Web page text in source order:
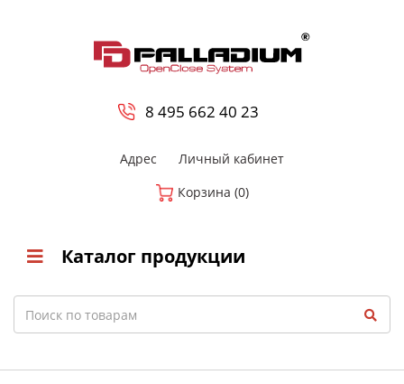
8 495 662 40 23
Адрес
Личный кабинет
Корзина (0)
Каталог продукции
Search